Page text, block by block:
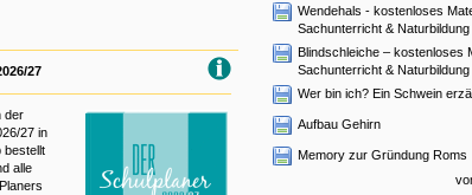
27
der
27 in
bestellt
alle
Wendehals - kostenloses
Sachunterricht & Naturbildung
Blindschleiche – kostenloses
Sachunterricht & Naturbildung
Wer bin ich? Ein Schwein
Aufbau Gehirn
Memory zur Gründung Roms